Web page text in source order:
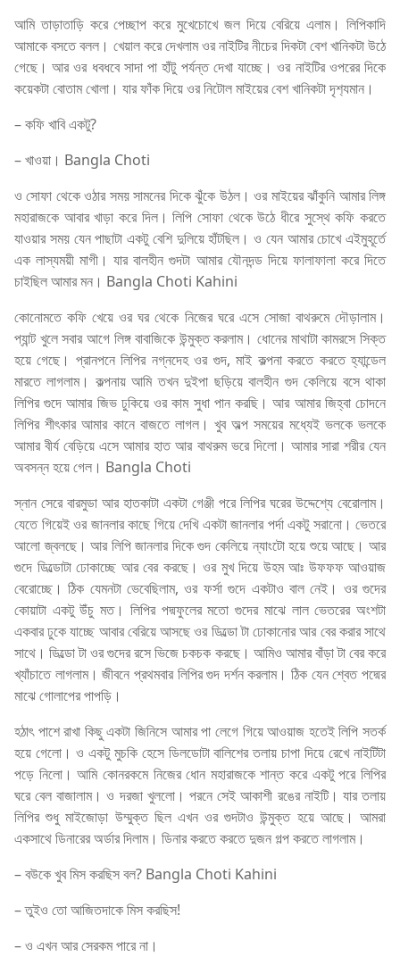
আমি তাড়াতাড়ি করে পেচ্ছাপ করে মুখেচোখে জল দিয়ে বেরিয়ে এলাম। লিপিকাদি
আমাকে বসতে বলল। খেয়াল করে দেখলাম ওর নাইটির নীচের দিকটা বেশ খানিকটা উঠে
গেছে। আর ওর ধবধবে সাদা পা হাঁটু পর্যন্ত দেখা যাচ্ছে। ওর নাইটির ওপরের দিকে
কয়েকটা বোতাম খোলা। যার ফাঁক দিয়ে ওর নিটোল মাইয়ের বেশ খানিকটা দৃশ‍্যমান।
– কফি খাবি একটু?
– খাওয়া। Bangla Choti
ও সোফা থেকে ওঠার সময় সামনের দিকে ঝুঁকে উঠল। ওর মাইয়ের ঝাঁকুনি আমার লিঙ্গ
মহারাজকে আবার খাড়া করে দিল। লিপি সোফা থেকে উঠে ধীরে সুস্থে কফি করতে
যাওয়ার সময় যেন পাছাটা একটু বেশি দুলিয়ে হাঁটছিল। ও যেন আমার চোখে এইমুহূর্তে
এক লাস্যময়ী মাগী। যার বালহীন গুদটা আমার যৌনদন্ড দিয়ে ফালাফালা করে দিতে
চাইছিল আমার মন। Bangla Choti Kahini
কোনোমতে কফি খেয়ে ওর ঘর থেকে নিজের ঘরে এসে সোজা বাথরুমে দৌড়ালাম।
প্যান্ট খুলে সবার আগে লিঙ্গ বাবাজিকে উন্মুক্ত করলাম। ধোনের মাথাটা কামরসে সিক্ত
হয়ে গেছে। প্রানপনে লিপির নগ্নদেহ ওর গুদ, মাই কল্পনা করতে করতে হ্যান্ডেল
মারতে লাগলাম। কল্পনায় আমি তখন দুইপা ছড়িয়ে বালহীন গুদ কেলিয়ে বসে থাকা
লিপির গুদে আমার জিভ ঢুকিয়ে ওর কাম সুধা পান করছি। আর আমার জিহ্বা চোদনে
লিপির শীৎকার আমার কানে বাজতে লাগল। খুব অল্প সময়ের মধ্যেই ভলকে ভলকে
আমার বীর্য বেড়িয়ে এসে আমার হাত আর বাথরুম ভরে দিলো। আমার সারা শরীর যেন
অবসন্ন হয়ে গেল। Bangla Choti
স্নান সেরে বারমুডা আর হাতকাটা একটা গেঞ্জী পরে লিপির ঘরের উদ্দেশ্যে বেরোলাম।
যেতে গিয়েই ওর জানলার কাছে গিয়ে দেখি একটা জানলার পর্দা একটু সরানো। ভেতরে
আলো জ্বলছে। আর লিপি জানলার দিকে গুদ কেলিয়ে ন্যাংটো হয়ে শুয়ে আছে। আর
গুদে ডিল্ডোটা ঢোকাচ্ছে আর বের করছে। ওর মুখ দিয়ে উহম আঃ উফফফ আওয়াজ
বেরোচ্ছে। ঠিক যেমনটা ভেবেছিলাম, ওর ফর্সা গুদে একটাও বাল নেই। ওর গুদের
কোয়াটা একটু উঁচু মত। লিপির পদ্মফুলের মতো গুদের মাঝে লাল ভেতরের অংশটা
একবার ঢুকে যাচ্ছে আবার বেরিয়ে আসছে ওর ডিল্ডো টা ঢোকানোর আর বের করার সাথে
সাথে। ডিল্ডো টা ওর গুদের রসে ভিজে চকচক করছে। আমিও আমার বাঁড়া টা বের করে
খ্যাঁচাতে লাগলাম। জীবনে প্রথমবার লিপির গুদ দর্শন করলাম। ঠিক যেন শ্বেত পদ্মের
মাঝে গোলাপের পাপড়ি।
হঠাৎ পাশে রাখা কিছু একটা জিনিসে আমার পা লেগে গিয়ে আওয়াজ হতেই লিপি সতর্ক
হয়ে গেলো। ও একটু মুচকি হেসে ডিলডোটা বালিশের তলায় চাপা দিয়ে রেখে নাইটিটা
পড়ে নিলো। আমি কোনরকমে নিজের ধোন মহারাজকে শান্ত করে একটু পরে লিপির
ঘরে বেল বাজালাম। ও দরজা খুললো। পরনে সেই আকাশী রঙের নাইটি। যার তলায়
লিপির শুধু মাইজোড়া উম্মুক্ত ছিল এখন ওর গুদটাও উন্মুক্ত হয়ে আছে। আমরা
একসাথে ডিনারের অর্ডার দিলাম। ডিনার করতে করতে দুজন গল্প করতে লাগলাম।
– বউকে খুব মিস করছিস বল? Bangla Choti Kahini
– তুইও তো আজিতদাকে মিস করছিস!
– ও এখন আর সেরকম পারে না।